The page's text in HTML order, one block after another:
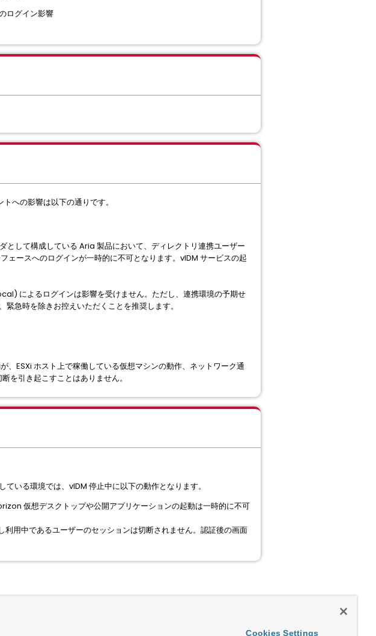
ログイン影響
への影響は以下の通りです。
として構成している Aria 製品において、ディレクトリ連携ユーザー
ースへのログインが一時的に不可となります。vIDM サービスの起
によるログインは影響を受けません。ただし、連携環境の予期せ
急時を除きお控えいただくことを推奨します。
ESXi ホスト上で稼働している仮想マシンの動作、ネットワーク通
を引き起こすことはありません。
いる環境では、vIDM 停止中に以下の動作となります。
仮想デスクトップや公開アプリケーションの起動は一時的に不可
用中であるユーザーのセッションは切断されません。認証後の画面
Cookies Settings